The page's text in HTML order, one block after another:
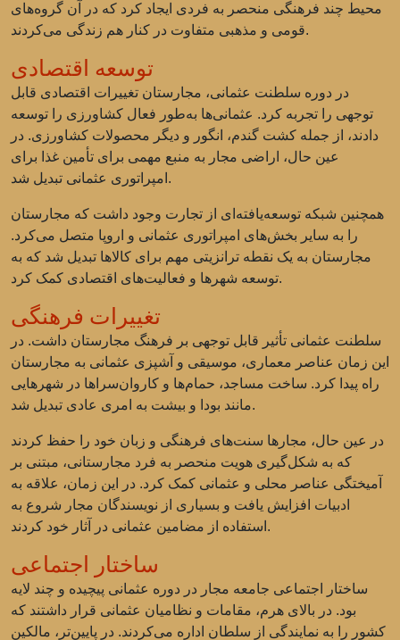
محیط چند فرهنگی منحصر به فردی ایجاد کرد که در آن گروه‌های
قومی و مذهبی متفاوت در کنار هم زندگی می‌کردند.
توسعه اقتصادی
در دوره سلطنت عثمانی، مجارستان تغییرات اقتصادی قابل
توجهی را تجربه کرد. عثمانی‌ها به‌طور فعال کشاورزی را توسعه
دادند، از جمله کشت گندم، انگور و دیگر محصولات کشاورزی. در
عین حال، اراضی مجار به منبع مهمی برای تأمین غذا برای
امپراتوری عثمانی تبدیل شد.
همچنین شبکه توسعه‌یافته‌ای از تجارت وجود داشت که مجارستان
را به سایر بخش‌های امپراتوری عثمانی و اروپا متصل می‌کرد.
مجارستان به یک نقطه ترانزیتی مهم برای کالاها تبدیل شد که به
توسعه شهرها و فعالیت‌های اقتصادی کمک کرد.
تغییرات فرهنگی
سلطنت عثمانی تأثیر قابل توجهی بر فرهنگ مجارستان داشت. در
این زمان عناصر معماری، موسیقی و آشپزی عثمانی به مجارستان
راه پیدا کرد. ساخت مساجد، حمام‌ها و کاروان‌سراها در شهرهایی
مانند بودا و بیشت به امری عادی تبدیل شد.
در عین حال، مجارها سنت‌های فرهنگی و زبان خود را حفظ کردند
که به شکل‌گیری هویت منحصر به فرد مجارستانی، مبتنی بر
آمیختگی عناصر محلی و عثمانی کمک کرد. در این زمان، علاقه به
ادبیات افزایش یافت و بسیاری از نویسندگان مجار شروع به
استفاده از مضامین عثمانی در آثار خود کردند.
ساختار اجتماعی
ساختار اجتماعی جامعه مجار در دوره عثمانی پیچیده و چند لایه
بود. در بالای هرم، مقامات و نظامیان عثمانی قرار داشتند که
کشور را به نمایندگی از سلطان اداره می‌کردند. در پایین‌تر، مالکین